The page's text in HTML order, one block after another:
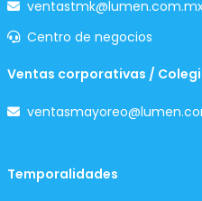
Centro de negocios
Ventas corporativas /
Temporalidades